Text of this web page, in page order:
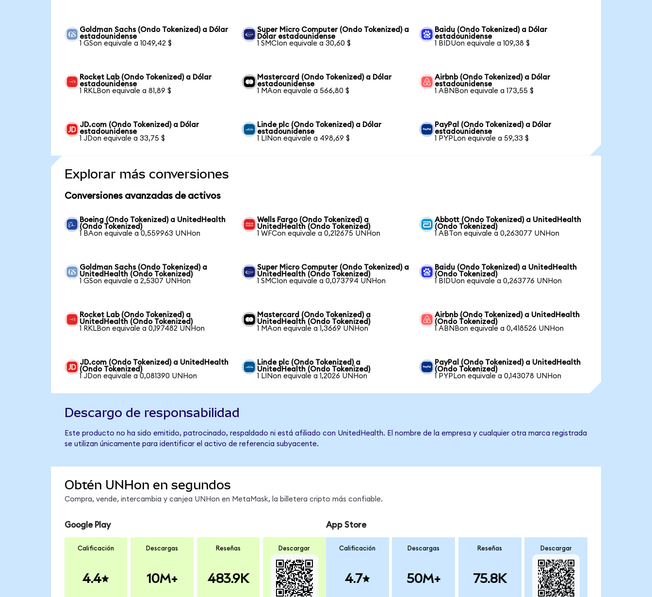
Goldman Sachs (Ondo Tokenized) a Dólar
estadounidense
1 GSon equivale a 1049,42 $
Super Micro Computer (Ondo Tokenized) a
Dólar estadounidense
1 SMCIon equivale a 30,60 $
Baidu (Ondo Tokenized) a Dólar
estadounidense
1 BIDUon equivale a 109,38 $
Rocket Lab (Ondo Tokenized) a Dólar
estadounidense
1 RKLBon equivale a 81,89 $
Mastercard (Ondo Tokenized) a Dólar
estadounidense
1 MAon equivale a 566,80 $
Airbnb (Ondo Tokenized) a Dólar
estadounidense
1 ABNBon equivale a 173,55 $
JD.com (Ondo Tokenized) a Dólar
estadounidense
1 JDon equivale a 33,75 $
Linde plc (Ondo Tokenized) a Dólar
estadounidense
1 LINon equivale a 498,69 $
PayPal (Ondo Tokenized) a Dólar
estadounidense
1 PYPLon equivale a 59,33 $
Explorar más conversiones
Conversiones avanzadas de activos
Boeing (Ondo Tokenized) a UnitedHealth
(Ondo Tokenized)
1 BAon equivale a 0,559963 UNHon
Wells Fargo (Ondo Tokenized) a
UnitedHealth (Ondo Tokenized)
1 WFCon equivale a 0,212675 UNHon
Abbott (Ondo Tokenized) a UnitedHealth
(Ondo Tokenized)
1 ABTon equivale a 0,263077 UNHon
Goldman Sachs (Ondo Tokenized) a
UnitedHealth (Ondo Tokenized)
1 GSon equivale a 2,5307 UNHon
Super Micro Computer (Ondo Tokenized) a
UnitedHealth (Ondo Tokenized)
1 SMCIon equivale a 0,073794 UNHon
Baidu (Ondo Tokenized) a UnitedHealth
(Ondo Tokenized)
1 BIDUon equivale a 0,263776 UNHon
Rocket Lab (Ondo Tokenized) a
UnitedHealth (Ondo Tokenized)
1 RKLBon equivale a 0,197482 UNHon
Mastercard (Ondo Tokenized) a
UnitedHealth (Ondo Tokenized)
1 MAon equivale a 1,3669 UNHon
Airbnb (Ondo Tokenized) a UnitedHealth
(Ondo Tokenized)
1 ABNBon equivale a 0,418526 UNHon
JD.com (Ondo Tokenized) a UnitedHealth
(Ondo Tokenized)
1 JDon equivale a 0,081390 UNHon
Linde plc (Ondo Tokenized) a
UnitedHealth (Ondo Tokenized)
1 LINon equivale a 1,2026 UNHon
PayPal (Ondo Tokenized) a UnitedHealth
(Ondo Tokenized)
1 PYPLon equivale a 0,143078 UNHon
Descargo de responsabilidad
Este producto no ha sido emitido, patrocinado, respaldado ni está afiliado con UnitedHealth. El nombre de la empresa y cualquier otra marca registrada
se utilizan únicamente para identificar el activo de referencia subyacente.
Obtén UNHon en segundos
Compra, vende, intercambia y canjea UNHon en MetaMask, la billetera cripto más confiable.
Google Play
Calificación
4.4
Descargas
10M+
Reseñas
483.9K
Descargar
App Store
Calificación
4.7
Descargas
50M+
Reseñas
75.8K
Descargar